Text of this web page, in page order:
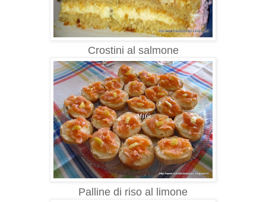
Crostini al salmone
Palline di riso al limone